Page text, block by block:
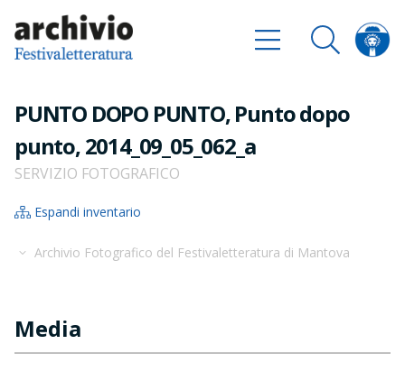
PUNTO DOPO PUNTO, Punto dopo
punto, 2014_09_05_062_a
SERVIZIO FOTOGRAFICO
Espandi inventario
Archivio Fotografico del Festivaletteratura di Mantova
Media